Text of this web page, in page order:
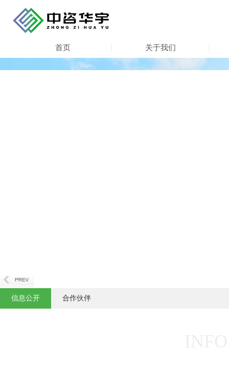
首页 关于我们
信息公开 合作伙伴